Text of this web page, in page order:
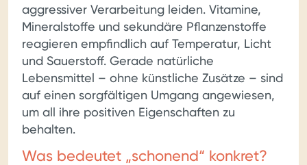
aggressiver Verarbeitung leiden. Vitamine,
Mineralstoffe und sekundäre Pflanzenstoffe
reagieren empfindlich auf Temperatur, Licht
und Sauerstoff. Gerade natürliche
Lebensmittel – ohne künstliche Zusätze – sind
auf einen sorgfältigen Umgang angewiesen,
um all ihre positiven Eigenschaften zu
behalten.
Was bedeutet „schonend“ konkret?